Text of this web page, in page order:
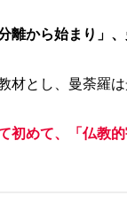
離から始まり」
材とし、曼荼羅
初めて、「仏教